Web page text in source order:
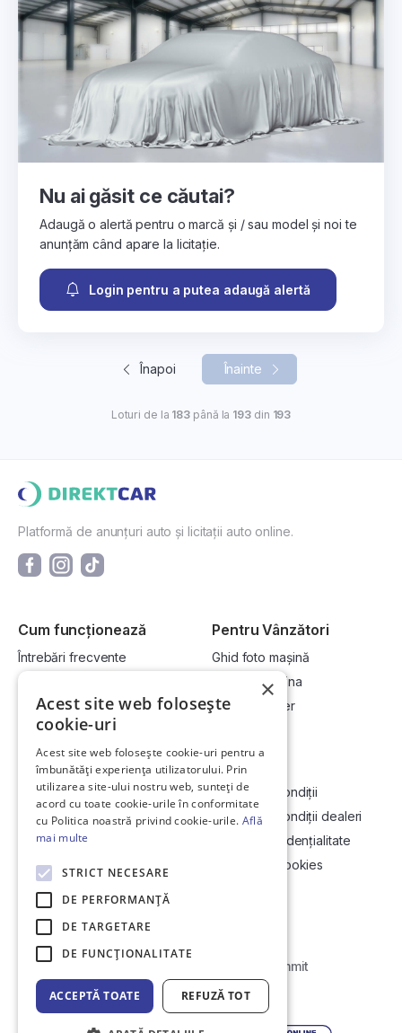
Nu ai găsit ce căutai?
Adaugă o alertă pentru o marcă și / sau model și noi te
anunțăm când apare la licitație.
Login pentru a putea adaugă alertă
Înapoi Înainte
Loturi de la 183 până la 193 din 193
Platformă de anunțuri auto și licitații auto online.
Cum funcționează
Întrebări frecvente
Cum vând la licitație?
Pentru Vânzători
Ghid foto mașină
Vinde-ți mașina
Devino dealer
Link-uri utile
Informații utile vizionare
Contact
Soluționarea Online a litigiilor
ANCP
Compania
Termeni și condiții
Termeni și condiții dealeri
Politică confidențialitate
Politica de cookies
Initial Commit
© Copyright 2026 DirektCar
×
Acest site web folosește
cookie-uri
Acest site web folosește cookie-uri pentru a
îmbunătăți experiența utilizatorului. Prin
utilizarea site-ului nostru web, sunteți de
acord cu toate cookie-urile în conformitate
cu Politica noastră privind cookie-urile. Află
mai multe
STRICT NECESARE
DE PERFORMANȚĂ
DE TARGETARE
DE FUNCŢIONALITATE
ACCEPTĂ TOATE REFUZĂ TOT